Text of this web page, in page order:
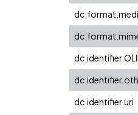
dc.identifier.uri